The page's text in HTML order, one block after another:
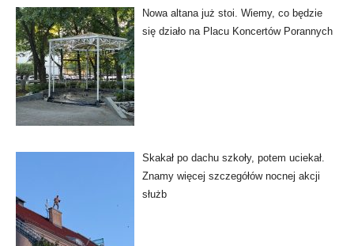
Nowa altana już stoi. Wiemy, co będzie
się działo na Placu Koncertów Porannych
Skakał po dachu szkoły, potem uciekał.
Znamy więcej szczegółów nocnej akcji
służb